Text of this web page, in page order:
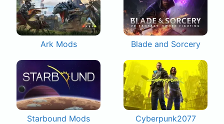
Ark Mods Blade and Sorcery
Starbound Mods Cyberpunk2077